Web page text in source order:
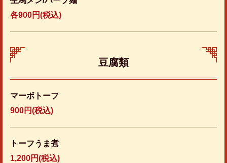
各900円(税込)
豆腐類
マーボトーフ
900円(税込)
トーフうま煮
1,200円(税込)